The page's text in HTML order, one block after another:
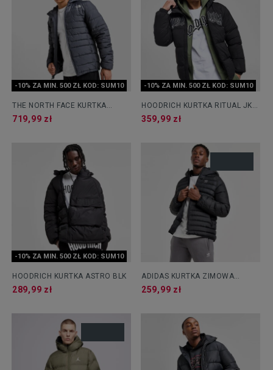
-10% ZA MIN. 500 ZŁ KOD: SUM10
THE NORTH FACE KURTKA
ZIMOWA LUNGERN PAD VGRY
719,99 zł
-10% ZA MIN. 500 ZŁ KOD: SUM10
HOODRICH KURTKA RITUAL JKT
BLK
359,99 zł
-10% ZA MIN. 500 ZŁ KOD: SUM10
HOODRICH KURTKA ASTRO BLK
289,99 zł
ADIDAS KURTKA ZIMOWA
ORIGINALS JKT BLK
259,99 zł